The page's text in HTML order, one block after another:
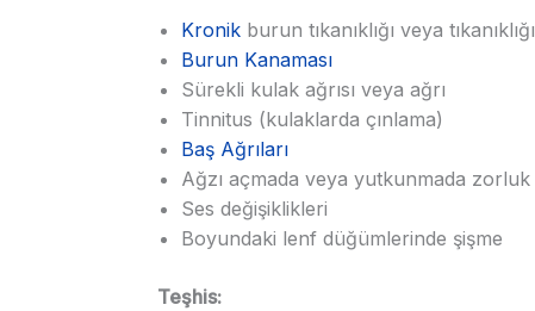
Kronik burun tıkanıklığı veya tıkanıklığı
Burun Kanaması
Sürekli kulak ağrısı veya ağrı
Tinnitus (kulaklarda çınlama)
Baş Ağrıları
Ağzı açmada veya yutkunmada zorluk
Ses değişiklikleri
Boyundaki lenf düğümlerinde şişme
Teşhis: